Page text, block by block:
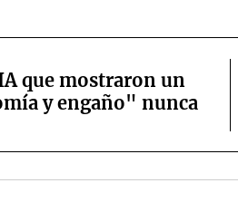
que mostraron un
y engaño" nunca